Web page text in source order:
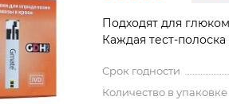
Подходят для
Каждая тест-
Срок годности
Количество в упаковке